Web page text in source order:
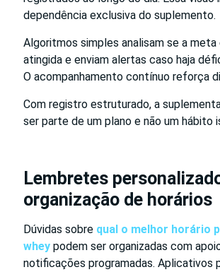
dependência exclusiva do suplemento.
Algoritmos simples analisam se a meta
atingida e enviam alertas caso haja
O acompanhamento contínuo reforça
Com registro estruturado, a
ser parte de um plano e não um hábito
Lembretes
organização de horários
Dúvidas sobre qual o melhor horário
whey podem ser organizadas com
notificações programadas. Aplicativos